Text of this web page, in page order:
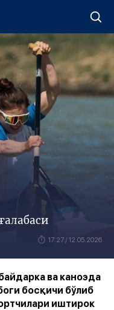
17:27 / 12.05.2026
ва каноэда
босқичи бўлиб
иштирок